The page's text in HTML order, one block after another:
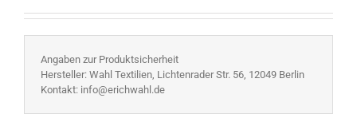
Angaben zur Produktsicherheit
Hersteller: Wahl Textilien, Lichtenrader Str. 56, 12049 Berlin
Kontakt: info@erichwahl.de